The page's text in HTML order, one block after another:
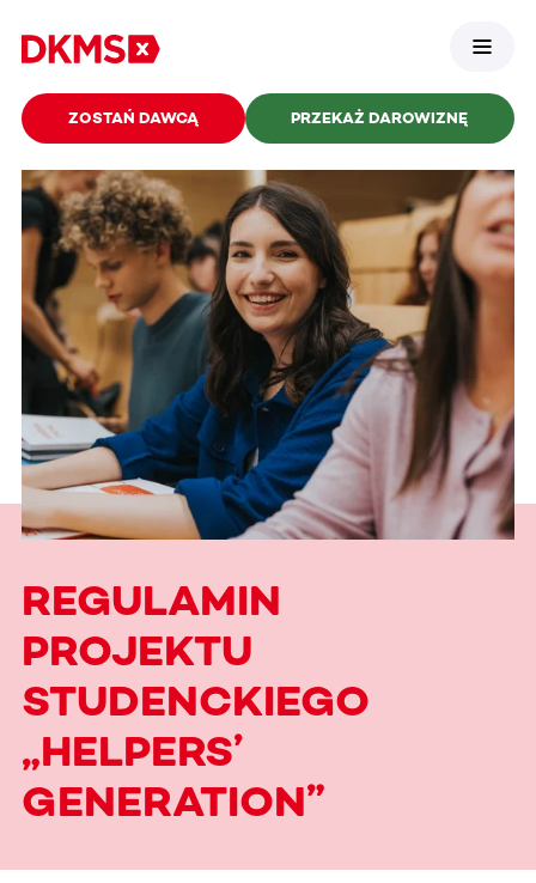
ZOSTAŃ DAWCĄ PRZEKAŻ DAROWIZNĘ
REGULAMIN
PROJEKTU
STUDENCKIEGO
„HELPERS’
GENERATION”